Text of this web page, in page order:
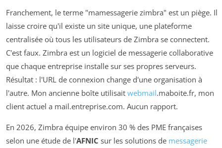
Franchement, le terme "mamessagerie zimbra" est un piège. Il
laisse croire qu'il existe un site unique, une plateforme
centralisée où tous les utilisateurs de Zimbra se connectent.
C'est faux. Zimbra est un logiciel de messagerie collaborative
que chaque entreprise installe sur ses propres serveurs.
Résultat : l'URL de connexion change d'une organisation à
l'autre. Mon ancienne boîte utilisait webmail.maboite.fr, mon
client actuel a mail.entreprise.com. Aucun rapport.
En 2026, Zimbra équipe environ 30 % des PME françaises
selon une étude de l'AFNIC sur les solutions de messagerie